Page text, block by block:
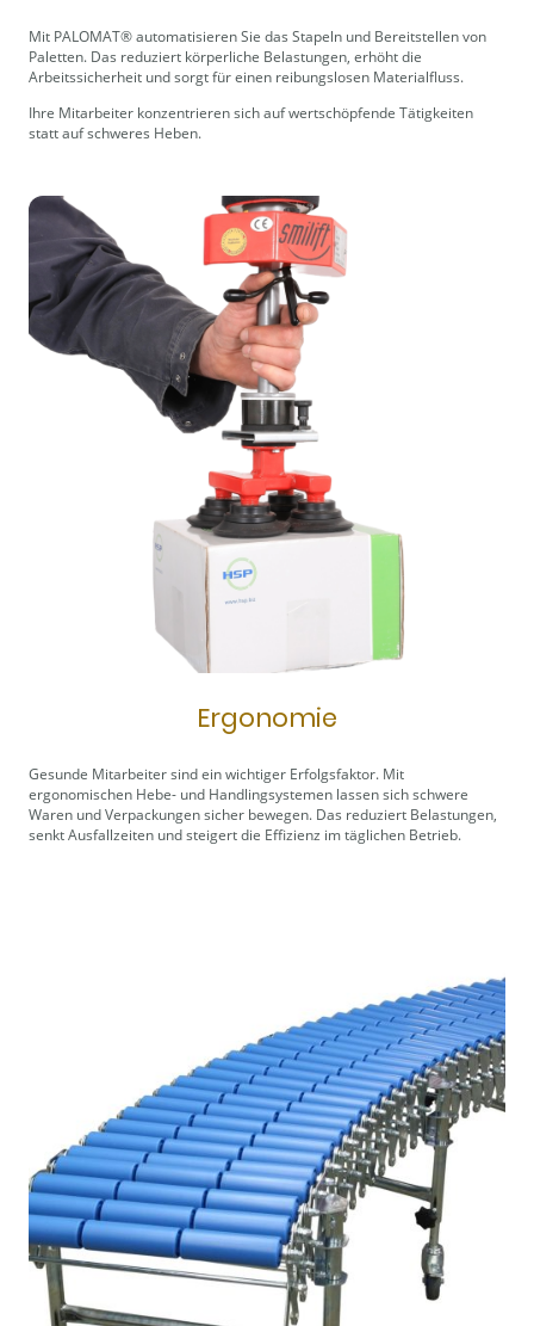
Mit PALOMAT® automatisieren Sie das Stapeln und Bereitstellen von
Paletten. Das reduziert körperliche Belastungen, erhöht die
Arbeitssicherheit und sorgt für einen reibungslosen Materialfluss.
Ihre Mitarbeiter konzentrieren sich auf wertschöpfende Tätigkeiten
statt auf schweres Heben.
Ergonomie
Gesunde Mitarbeiter sind ein wichtiger Erfolgsfaktor. Mit
ergonomischen Hebe- und Handlingsystemen lassen sich schwere
Waren und Verpackungen sicher bewegen. Das reduziert Belastungen,
senkt Ausfallzeiten und steigert die Effizienz im täglichen Betrieb.